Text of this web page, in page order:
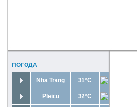
ПОГОДА
Nha Trang 31°C
Pleicu 32°C